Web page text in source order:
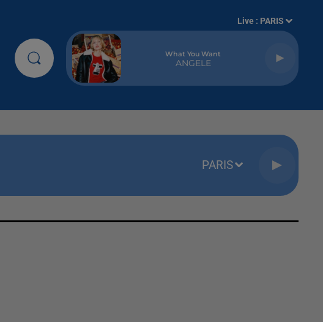
Live : PARIS
What You Want
ANGELE
PARIS